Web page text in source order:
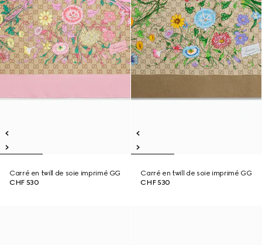
Carré en twill de soie imprimé GG
CHF 530
Carré en twill de soie imprimé GG
CHF 530